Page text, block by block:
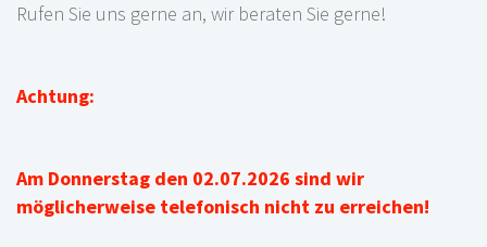
Rufen Sie uns gerne an, wir beraten Sie gerne!
Achtung:
Am Donnerstag den 02.07.2026 sind wir
möglicherweise telefonisch nicht zu erreichen!